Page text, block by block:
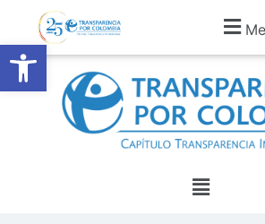
Abrir barra de